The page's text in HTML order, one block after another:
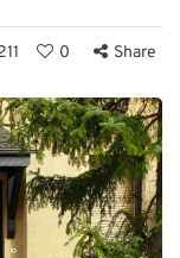
0 Share